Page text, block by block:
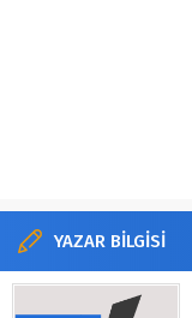
YAZAR BİLGİSİ